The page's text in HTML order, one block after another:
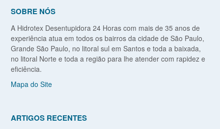
SOBRE NÓS
A Hidrotex Desentupidora 24 Horas com mais de 35 anos de
experiência atua em todos os bairros da cidade de São Paulo,
Grande São Paulo, no litoral sul em Santos e toda a baixada,
no litoral Norte e toda a região para lhe atender com rapidez e
eficiência.
Mapa do Site
ARTIGOS RECENTES